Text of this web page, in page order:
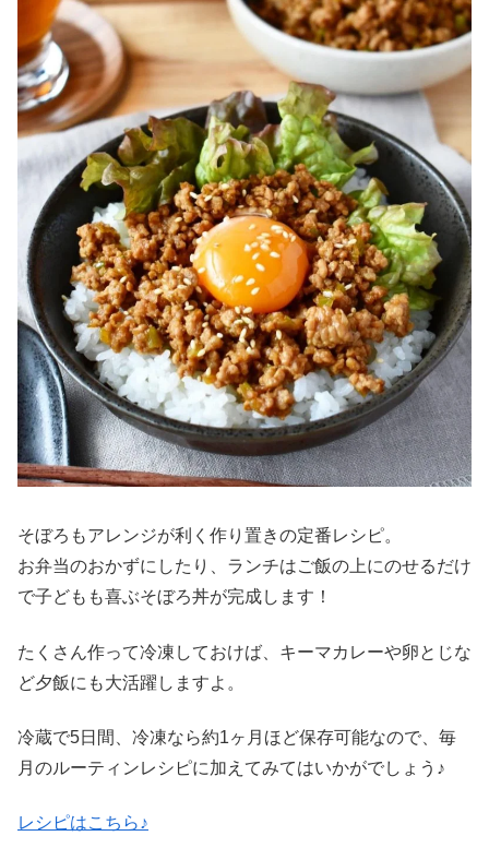
そぼろもアレンジが利く作り置きの定番レシピ。
お弁当のおかずにしたり、ランチはご飯の上にのせるだけ
で子どもも喜ぶそぼろ丼が完成します！
たくさん作って冷凍しておけば、キーマカレーや卵とじな
ど夕飯にも大活躍しますよ。
冷蔵で5日間、冷凍なら約1ヶ月ほど保存可能なので、毎
月のルーティンレシピに加えてみてはいかがでしょう♪
レシピはこちら♪